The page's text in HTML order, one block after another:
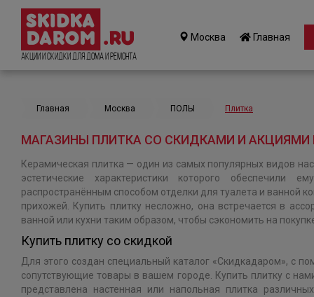
Акции и Скидки для дома и ремонта
Москва Главная
Главная Москва ПОЛЫ Плитка
МАГАЗИНЫ ПЛИТКА СО СКИДКАМИ И АКЦИЯМИ
Керамическая плитка — один из самых популярных видов
эстетические характеристики которого
распространённым способом отделки для туалета и ванной
прихожей. Купить плитку несложно, она встречается в
ванной или кухни таким образом, чтобы сэкономить на
Купить плитку со скидкой
Для этого создан специальный каталог «Скидкадаром», с
сопутствующие товары в вашем городе. Купить плитку с
представлена настенная или напольная плитка